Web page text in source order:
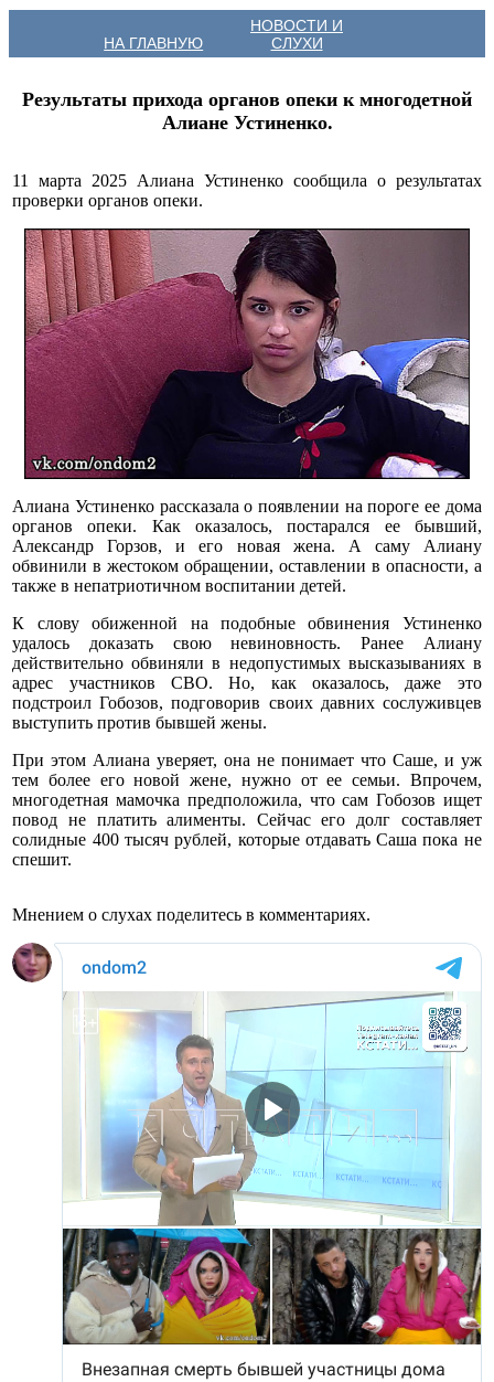
НА ГЛАВНУЮ
НОВОСТИ И
СЛУХИ
Результаты прихода органов опеки к многодетной
Алиане Устиненко.
11 марта 2025 Алиана Устиненко сообщила о результатах
проверки органов опеки.
Алиана Устиненко рассказала о появлении на пороге ее дома
органов опеки. Как оказалось, постарался ее бывший,
Александр Горзов, и его новая жена. А саму Алиану
обвинили в жестоком обращении, оставлении в опасности, а
также в непатриотичном воспитании детей.
К слову обиженной на подобные обвинения Устиненко
удалось доказать свою невиновность. Ранее Алиану
действительно обвиняли в недопустимых высказываниях в
адрес участников СВО. Но, как оказалось, даже это
подстроил Гобозов, подговорив своих давних сослуживцев
выступить против бывшей жены.
При этом Алиана уверяет, она не понимает что Саше, и уж
тем более его новой жене, нужно от ее семьи. Впрочем,
многодетная мамочка предположила, что сам Гобозов ищет
повод не платить алименты. Сейчас его долг составляет
солидные 400 тысяч рублей, которые отдавать Саша пока не
спешит.
Мнением о слухах поделитесь в комментариях.